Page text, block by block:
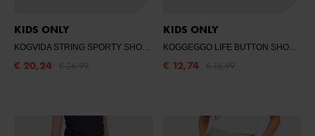
KIDS ONLY
- BEGONIA PINK/PIROUETTE
€ 20,24
KIDS ONLY
KOGGEGGO LIFE BUTTON SHORTS VD JRS
€ 12,74